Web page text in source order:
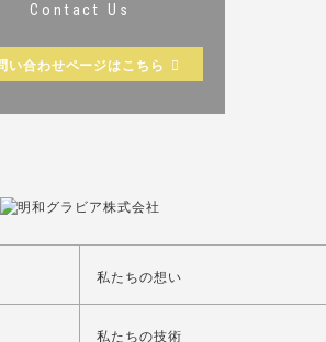
Contact Us
い合わせページはこちら
私たちの想い
私たちの技術